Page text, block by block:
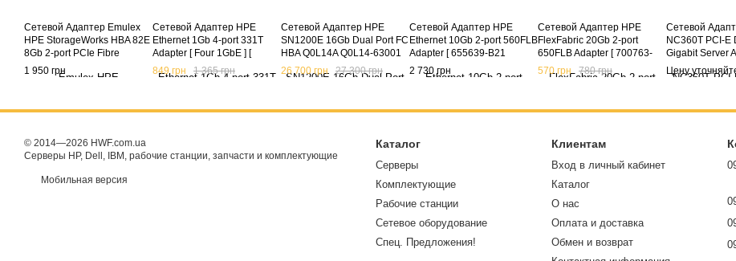
Сетевой Адаптер Emulex
HPE StorageWorks HBA 82E
8Gb 2-port PCIe Fibre
Channel Host Bus Adapter
AJ763A AJ763B (б/у)
1 950 грн
Сетевой Адаптер HPE
Ethernet 1Gb 4-port 331T
Adapter [ Four 1GbE ] [
Broadcom BCM5719 ]
647594-B21 (б/у)
849 грн 1 365 грн
Сетевой Адаптер HPE
SN1200E 16Gb Dual Port FC
HBA Q0L14A Q0L14-63001
870002-001 [ 16Gb FC PCI-E
3.0 x8 ] (б/у)
26 700 грн 27 300 грн
Сетевой Адаптер HPE
Ethernet 10Gb 2-port 560FLB
Adapter [ 655639-B21
656243-001 ] (б/у)
2 730 грн
Сетевой Адаптер HPE
FlexFabric 20Gb 2-port
650FLB Adapter [ 700763-
B21 701536-001 ] (б/у)
570 грн 780 грн
Сетевой
NC360T PCI-E
Gigabit Server
Цену
© 2014—2026 HWF.com.ua
Серверы HP, Dell, IBM, рабочие станции, запчасти и комплектующие
Мобильная версия
Каталог
Серверы
Комплектующие
Рабочие станции
Сетевое оборудование
Спец. Предложения!
Клиентам
Вход в личный кабинет
Каталог
О нас
Оплата и доставка
Обмен и возврат